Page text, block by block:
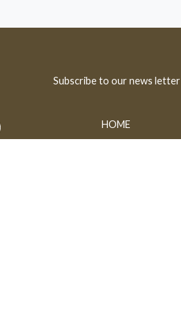
Subscribe to our news letter
HOME